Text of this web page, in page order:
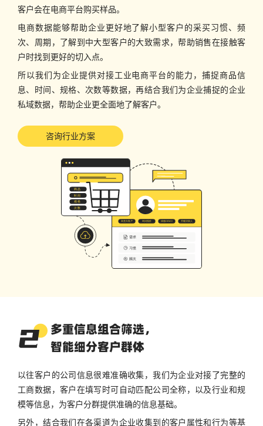
客户会在电商平台购买样品。
电商数据能够帮助企业更好地了解小型客户的采买习惯、频
次、周期，了解到中大型客户的大致需求，帮助销售在接触客
户时找到更好的切入点。
所以我们为企业提供对接工业电商平台的能力，捕捉商品信
息、时间、规格、次数等数据，再结合我们为企业捕捉的企业
私域数据，帮助企业更全面地了解客户。
咨询行业方案
多重信息组合筛选，
智能细分客户群体
以往客户的公司信息很难准确收集，我们为企业对接了完整的
工商数据，客户在填写时可自动匹配公司全称，以及行业和规
模等信息，为客户分群提供准确的信息基础。
另外，结合我们在各渠道为企业收集到的客户属性和行为等基